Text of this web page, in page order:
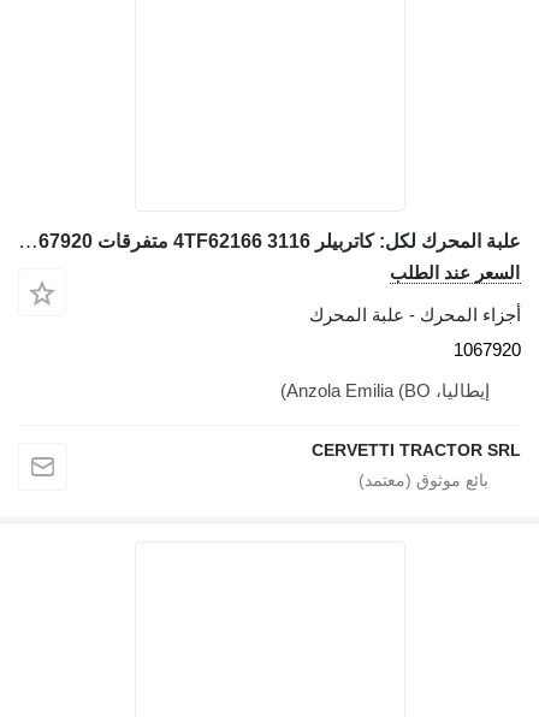
علبة المحرك لكل: كاتربيلر 3116 4TF62166 متفرقات 1067920 لـ جرافة ذات عجلات Caterpillar 928G IT28G
السعر عند الطلب
أجزاء المحرك - علبة المحرك
1067920
إيطاليا، Anzola Emilia (BO)
CERVETTI TRACTOR SRL